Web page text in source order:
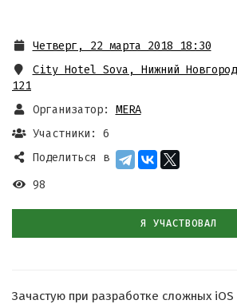
Четверг, 22 марта 2018 18:30
City Hotel Sova, Нижний
121
Организатор:
MERA
Участники: 6
Поделиться в
98
Я УЧАСТВОВАЛ
Зачастую при разработке сложных